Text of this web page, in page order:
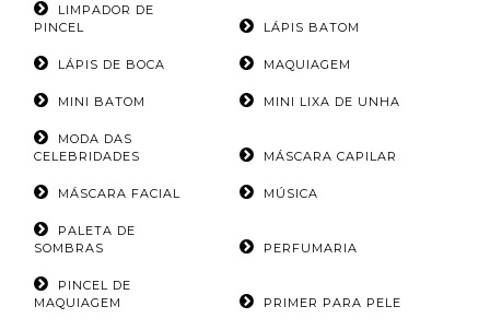
LIMPADOR DE
PINCEL
LÁPIS BATOM
LÁPIS DE BOCA MAQUIAGEM
MINI BATOM MINI LIXA DE UNHA
MODA DAS
CELEBRIDADES
MÁSCARA CAPILAR
MÁSCARA FACIAL MÚSICA
PALETA DE
SOMBRAS
PERFUMARIA
PINCEL DE
MAQUIAGEM
PRIMER PARA PELE